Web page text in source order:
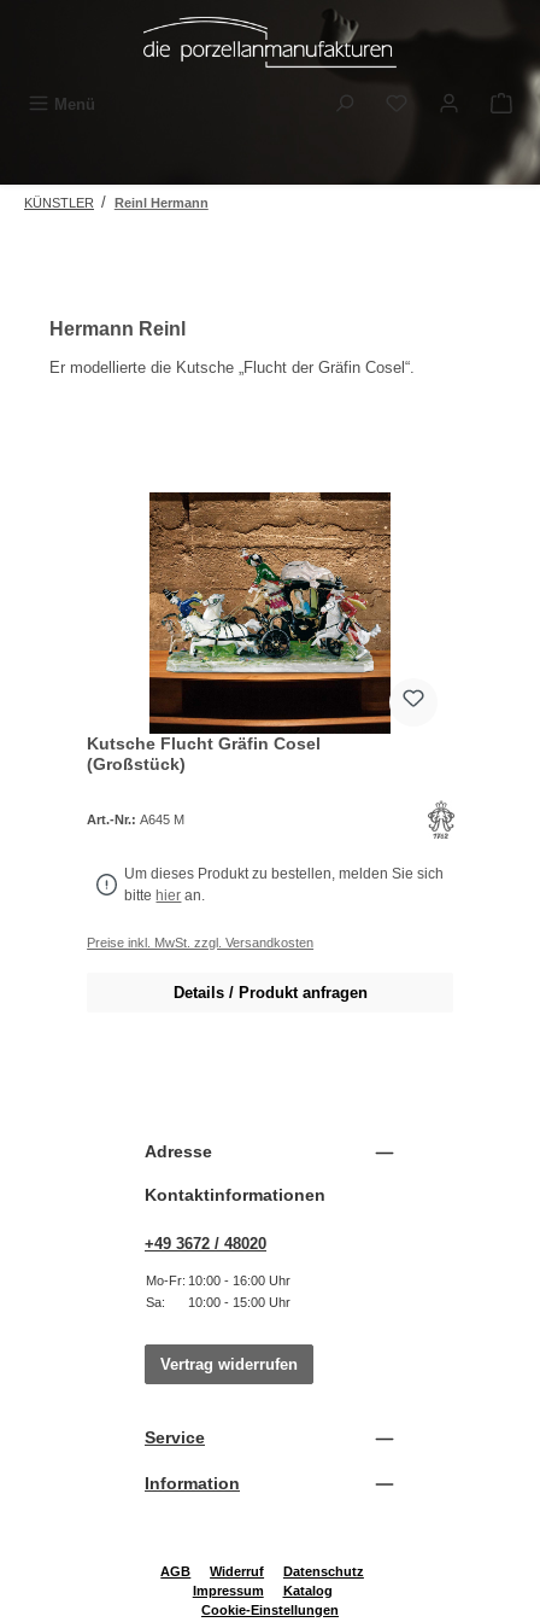
Zum Hauptinhalt springen
Menü Du hast 0
KÜNSTLER / Reinl Hermann
Hermann Reinl
Er modellierte die Kutsche „Flucht der Gräfin Cosel“.
Kutsche Flucht Gräfin Cosel
(Großstück)
Art.-Nr.:A645 M
Um dieses Produkt zu bestellen, melden Sie sich
bitte hier an.
Preise inkl. MwSt. zzgl. Versandkosten
Details / Produkt anfragen
Adresse
Kontaktinformationen
+49 3672 / 48020
Mo-Fr: 10:00 - 16:00 Uhr
Sa:
10:00 - 15:00 Uhr
Vertrag widerrufen
Service
Information
AGB Widerruf
Datenschutz
Impressum
Katalog
Cookie-Einstellungen